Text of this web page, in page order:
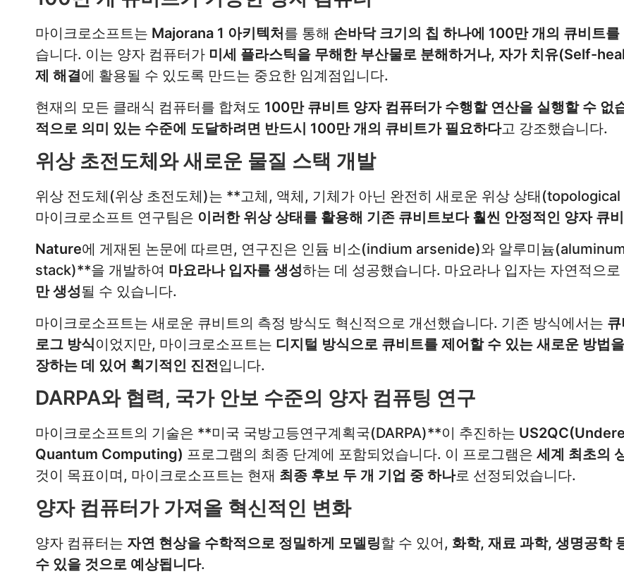
마이크로소프트는 Majorana 1 아키텍처를 통해 손바닥 크기의 칩 하나에 100만 개의 큐비트를
습니다. 이는 양자 컴퓨터가 미세 플라스틱을 무해한 부산물로 분해하거나, 자가 치유(Self-
제 해결에 활용될 수 있도록 만드는 중요한 임계점입니다.
현재의 모든 클래식 컴퓨터를 합쳐도 100만 큐비트 양자 컴퓨터가 수행할 연산을 실행할 수 없
적으로 의미 있는 수준에 도달하려면 반드시 100만 개의 큐비트가 필요하다고 강조했습니다.
위상 초전도체와 새로운 물질 스택 개발
위상 전도체(위상 초전도체)는 **고체, 액체, 기체가 아닌 완전히 새로운 위상 상태
마이크로소프트 연구팀은 이러한 위상 상태를 활용해 기존 큐비트보다 훨씬 안정적인 양자 큐
Nature에 게재된 논문에 따르면, 연구진은 인듐 비소(indium arsenide)와 알루미늄
stack)**을 개발하여 마요라나 입자를 생성하는 데 성공했습니다. 마요라나 입자는 자연적으
만 생성될 수 있습니다.
마이크로소프트는 새로운 큐비트의 측정 방식도 혁신적으로 개선했습니다. 기존 방식에서는
로그 방식이었지만, 마이크로소프트는 디지털 방식으로 큐비트를 제어할 수 있는 새로운 방법
장하는 데 있어 획기적인 진전입니다.
DARPA와 협력, 국가 안보 수준의 양자 컴퓨팅 연구
마이크로소프트의 기술은 **미국 국방고등연구계획국(DARPA)**이 추진하는
Quantum Computing) 프로그램의 최종 단계에 포함되었습니다. 이 프로그램은 세계 최초의
것이 목표이며, 마이크로소프트는 현재 최종 후보 두 개 기업 중 하나로 선정되었습니다.
양자 컴퓨터가 가져올 혁신적인 변화
양자 컴퓨터는 자연 현상을 수학적으로 정밀하게 모델링할 수 있어, 화학, 재료 과학, 생명공학
수 있을 것으로 예상됩니다.